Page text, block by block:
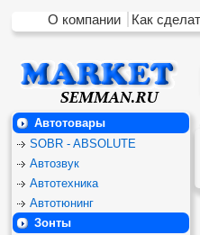
О компании Как
Автотовары
SOBR - ABSOLUTE
Автозвук
Автотехника
Автотюнинг
Зонты